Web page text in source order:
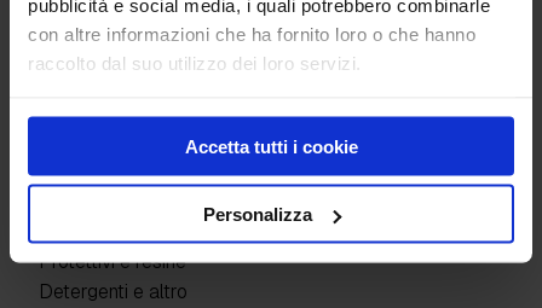
pubblicità e social media, i quali potrebbero combinarle
con altre informazioni che ha fornito loro o che hanno
raccolto dal suo utilizzo dei loro servizi.
Accetta tutti i cookie
Personalizza
Adattatore per snodo vibrante e fresno
Aspirapolvere e aspiraliquidi da 80 L
Prodotti
Pavimenti industriali
Protettivi e resine
Detergenti e altro